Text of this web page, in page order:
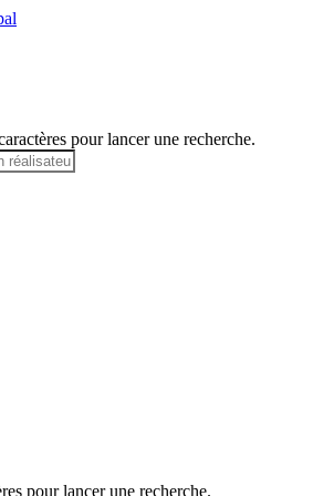
pour lancer une recherche.
pour lancer une recherche.